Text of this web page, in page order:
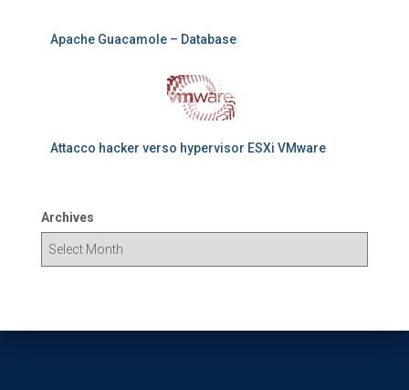
Apache Guacamole – Database
Attacco hacker verso hypervisor ESXi VMware
Archives